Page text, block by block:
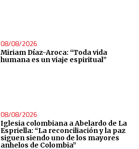
08/08/2026
Miriam Díaz-Aroca: “Toda vida
humana es un viaje espiritual”
08/08/2026
Iglesia colombiana a Abelardo de La
Espriella: “La reconciliación y la paz
siguen siendo uno de los mayores
anhelos de Colombia”